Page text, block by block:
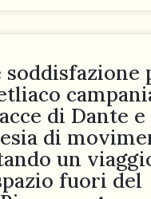
soddisfazione
di Dante e
di
un
fuori del